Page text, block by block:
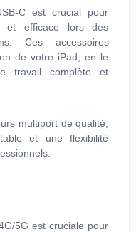
C est crucial pour
et efficace lors des
Ces accessoires
de votre iPad, en le
travail complète et
multiport de qualité,
et une flexibilité
5G est cruciale pour